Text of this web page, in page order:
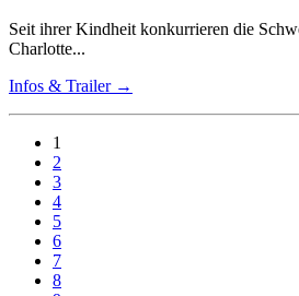
Seit ihrer Kindheit konkurrieren die
Charlotte...
Infos & Trailer →
1
2
3
4
5
6
7
8